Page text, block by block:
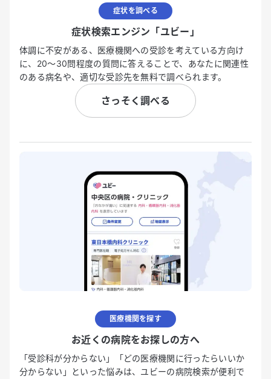
症状を調べる
症状検索エンジン「ユビー」
体調に不安がある、医療機関への受診を考えている方向け
に、20〜30問程度の質問に答えることで、あなたに関連性
のある病名や、適切な受診先を無料で調べられます。
さっそく調べる
医療機関を探す
お近くの病院をお探しの方へ
「受診科が分からない」「どの医療機関に行ったらいいか
分からない」といった悩みは、ユビーの病院検索が便利で